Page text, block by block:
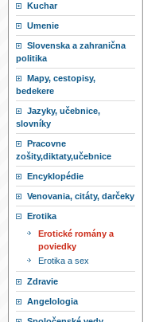
Kuchar
Umenie
Slovenska a zahranična
politika
Mapy, cestopisy,
bedekere
Jazyky, učebnice,
slovníky
Pracovne
zošity,diktaty,učebnice
Encyklopédie
Venovania, citáty, darčeky
Erotika
Erotické romány a
poviedky
Erotika a sex
Zdravie
Angelologia